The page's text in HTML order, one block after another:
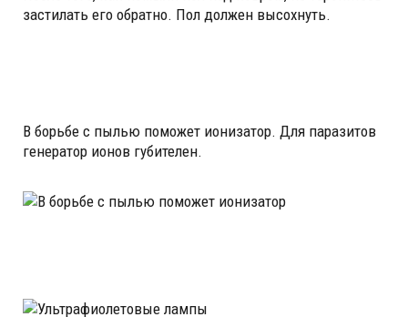
застилать его обратно. Пол должен высохнуть.
В борьбе с пылью поможет ионизатор. Для паразитов
генератор ионов губителен.